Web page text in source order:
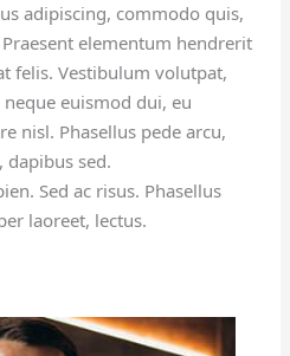
adipiscing, commodo quis,
elementum hendrerit
felis. Vestibulum volutpat,
euismod dui, eu
nisl. Phasellus pede arcu,
dapibus sed.
Sed ac risus. Phasellus
laoreet, lectus.